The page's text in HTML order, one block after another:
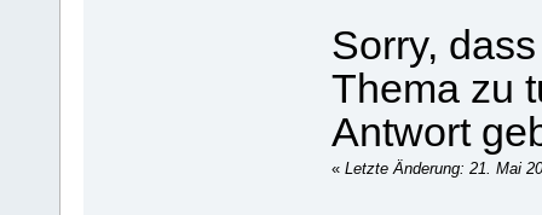
Sorry,
Thema zu
Antwort
« Letzte Änderung: 21. Mai